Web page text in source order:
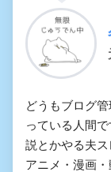
どうもブログ
っている人間
説とかやる夫
アニメ・漫画